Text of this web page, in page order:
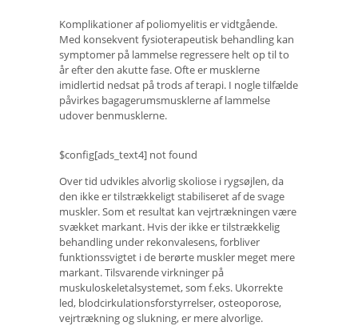
Komplikationer af poliomyelitis er vidtgående.
Med konsekvent fysioterapeutisk behandling kan
symptomer på lammelse regressere helt op til to
år efter den akutte fase. Ofte er musklerne
imidlertid nedsat på trods af terapi. I nogle tilfælde
påvirkes bagagerumsmusklerne af lammelse
udover benmusklerne.
$config[ads_text4] not found
Over tid udvikles alvorlig skoliose i rygsøjlen, da
den ikke er tilstrækkeligt stabiliseret af de svage
muskler. Som et resultat kan vejrtrækningen være
svækket markant. Hvis der ikke er tilstrækkelig
behandling under rekonvalesens, forbliver
funktionssvigtet i de berørte muskler meget mere
markant. Tilsvarende virkninger på
muskuloskeletalsystemet, som f.eks. Ukorrekte
led, blodcirkulationsforstyrrelser, osteoporose,
vejrtrækning og slukning, er mere alvorlige.